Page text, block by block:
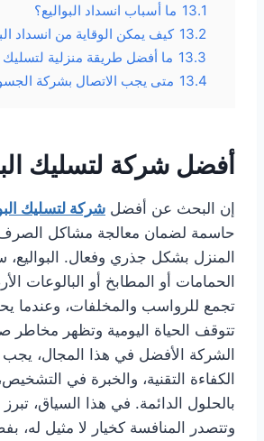
13.1 ما أسباب انسداد البواليع؟
13.2 كيف يمكن الوقاية من انسداد
13.3 ما أفضل طريقة منزلية لتسليك
13.4 متى يجب الاتصال بشركة
أفضل شركة لتسليك
إن البحث عن أفضل شركة لتسليك
حاسمة لضمان معالجة مشاكل
المنزل بشكل جذري وفعال.
الحمامات أو المطابخ أو البالوعات
تجمع للرواسب والمخلفات، وعندما
تتوقف الحياة اليومية وتظهر مخاطر
الشركة الأفضل في هذا المجال، يجب
الكفاءة التقنية، والخبرة في التشخيص،
بالحلول الدائمة. في هذا السياق،
وتتصدر المنافسة كخيار لا مثيل له،